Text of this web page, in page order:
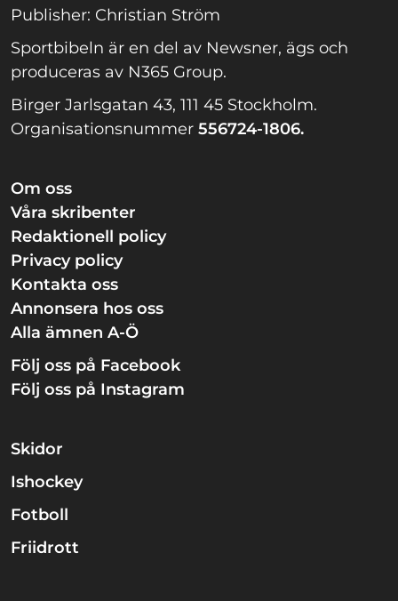
Publisher: Christian Ström
Sportbibeln är en del av Newsner, ägs och
produceras av N365 Group.
Birger Jarlsgatan 43, 111 45 Stockholm.
Organisationsnummer 556724-1806.
Om oss
Våra skribenter
Redaktionell policy
Privacy policy
Kontakta oss
Annonsera hos oss
Alla ämnen A-Ö
Följ oss på Facebook
Följ oss på Instagram
Skidor
Ishockey
Fotboll
Friidrott